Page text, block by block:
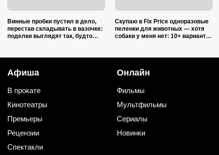
Винные пробки пустил в дело,
перестав складывать в вазочке:
поделки выглядят так, будто
Скупаю в Fix Price одноразовые
пеленки для животных — хотя
собаки у меня нет: 10+ вариантов
Афиша
В прокате
Кинотеатры
Премьеры
Рецензии
Спектакли
Онлайн
Фильмы
Мультфильмы
Сериалы
Новинки